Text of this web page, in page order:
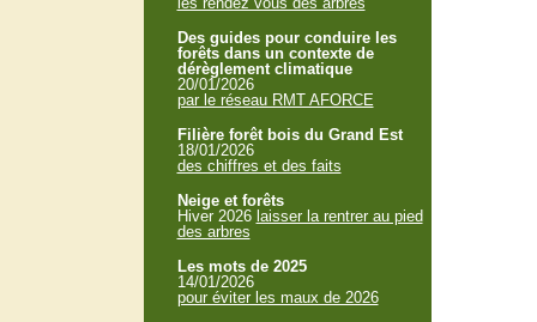
Des guides pour conduire les
forêts dans un contexte de
dérèglement climatique
20/01/2026
par le réseau RMT AFORCE
Filière forêt bois du Grand Est
18/01/2026
des chiffres et des faits
Neige et forêts
Hiver 2026 laisser la rentrer au pied
des arbres
Les mots de 2025
14/01/2026
pour éviter les maux de 2026